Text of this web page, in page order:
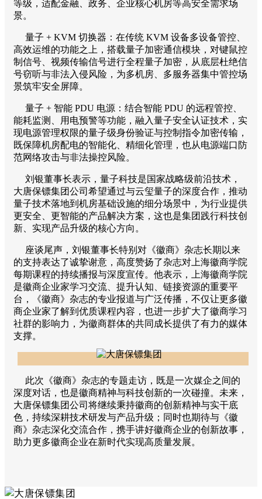
等级，适配金融、政务、企业核心机房等高安全需求场
景。
量子 + KVM 切换器：在传统 KVM 设备多设备管控、
高效运维的功能之上，搭载量子加密通信模块，对键鼠控
制信号、视频传输信号进行全程量子加密，从底层杜绝信
号窃听与非法入侵风险，为多机房、多服务器集中管控场
景筑牢安全屏障。
量子 + 智能 PDU 电源：结合智能 PDU 的远程管控、
能耗监测、用电预警等功能，融入量子安全认证技术，实
现电源管理权限的量子级身份验证与控制指令加密传输，
既保障机房配电的智能化、精细化管理，也从电源端口防
范网络攻击与非法操控风险。
刘银董事长表示，量子科技是国家战略级前沿技术，
大唐保镖集团公司希望通过与云玺量子的深度合作，推动
量子技术落地到机房基础设施的细分场景中，为行业提供
更安全、更智能的产品解决方案，这也是集团践行科技创
新、实现产品升级的核心方向。
座谈尾声，刘银董事长特别对《徽商》杂志长期以来
的支持表达了诚挚谢意，高度赞扬了杂志对上海徽商学院
每期课程的持续播报与深度宣传。他表示，上海徽商学院
是徽商企业家学习交流、提升认知、链接资源的重要平
台，《徽商》杂志的专业报道与广泛传播，不仅让更多徽
商企业家了解到优质课程内容，也进一步扩大了徽商学习
社群的影响力，为徽商群体的共同成长提供了有力的媒体
支撑。
此次《徽商》杂志的专题走访，既是一次媒企之间的
深度对话，也是徽商精神与科技创新的一次碰撞。未来，
大唐保镖集团公司将继续秉持徽商的创新精神与实干底
色，持续深耕技术研发与产品升级；同时也期待与《徽
商》杂志深化交流合作，携手讲好徽商企业的创新故事，
助力更多徽商企业在新时代实现高质量发展。